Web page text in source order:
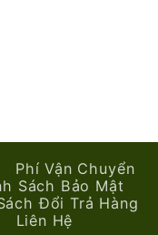
Phí Vận Chuyển
Sách Bảo Mật
Đổi Trả Hàng
Liên Hệ